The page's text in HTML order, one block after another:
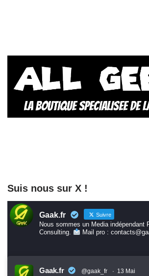
Suis nous sur X !
Gaak.fr Suivre
Nous sommes un Media indépendant
Consulting.
Mail pro :
Gaak.fr @gaak_fr · 13 Mai